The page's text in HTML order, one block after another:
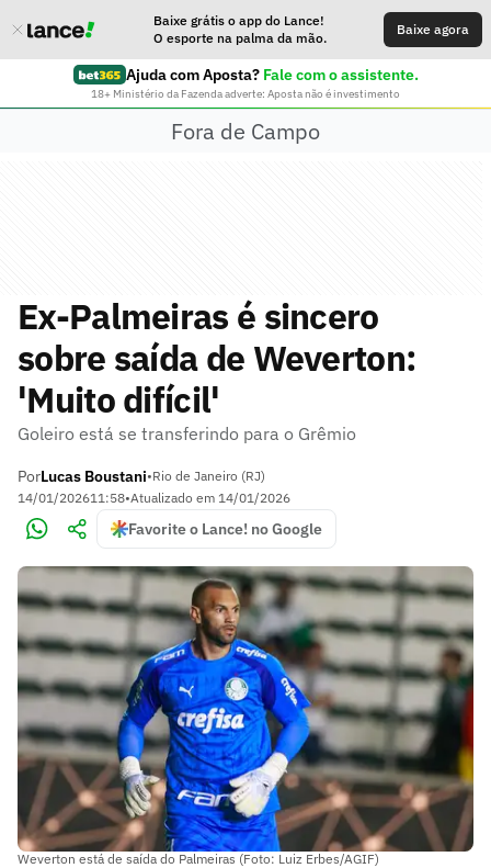
Baixe grátis o app do Lance!
O esporte na palma da mão.
Baixe agora
Ajuda com Aposta? Fale com o assistente.
18+ Ministério da Fazenda adverte: Aposta não é investimento
Fora de Campo
Ex-Palmeiras é sincero
sobre saída de Weverton:
'Muito difícil'
Goleiro está se transferindo para o Grêmio
PorLucas Boustani•Rio de Janeiro (RJ)
14/01/202611:58•Atualizado em 14/01/2026
Favorite o Lance! no Google
Weverton está de saída do Palmeiras (Foto: Luiz Erbes/AGIF)